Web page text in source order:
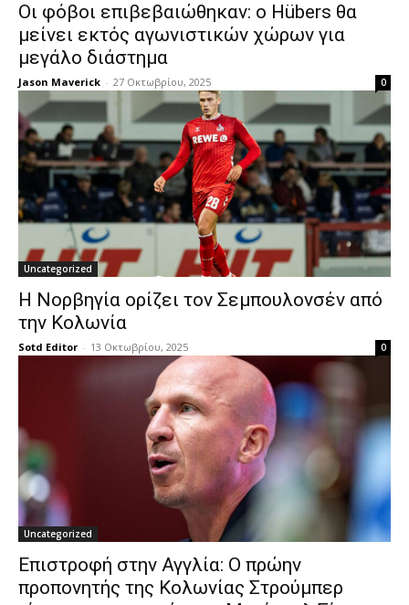
Οι φόβοι επιβεβαιώθηκαν: ο Hübers θα
μείνει εκτός αγωνιστικών χώρων για
μεγάλο διάστημα
Jason Maverick - 27 Οκτωβρίου, 2025 0
Uncategorized
Η Νορβηγία ορίζει τον Σεμπουλονσέν από
την Κολωνία
Sotd Editor - 13 Οκτωβρίου, 2025 0
Uncategorized
Επιστροφή στην Αγγλία: Ο πρώην
προπονητής της Κολωνίας Στρούμπερ